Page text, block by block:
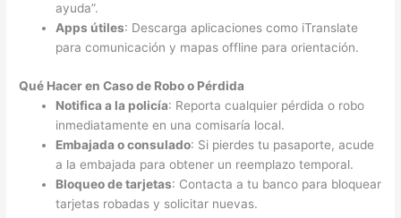
ayuda”.
Apps útiles: Descarga aplicaciones como iTranslate
para comunicación y mapas offline para orientación.
Qué Hacer en Caso de Robo o Pérdida
Notifica a la policía: Reporta cualquier pérdida o robo
inmediatamente en una comisaría local.
Embajada o consulado: Si pierdes tu pasaporte, acude
a la embajada para obtener un reemplazo temporal.
Bloqueo de tarjetas: Contacta a tu banco para bloquear
tarjetas robadas y solicitar nuevas.